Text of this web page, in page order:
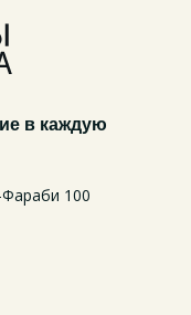
в каждую
100